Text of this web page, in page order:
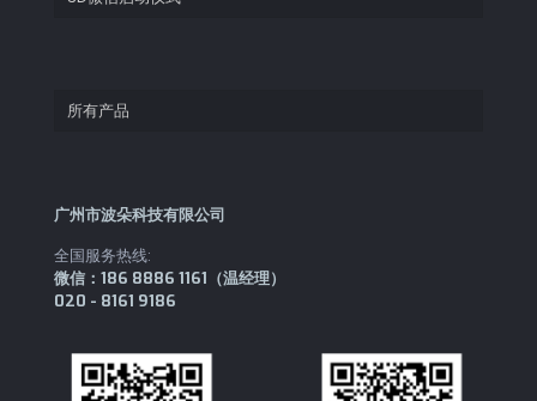
所有产品
广州市波朵科技有限公司
全国服务热线:
微信：186 8886 1161（温经理）
020 - 8161 9186